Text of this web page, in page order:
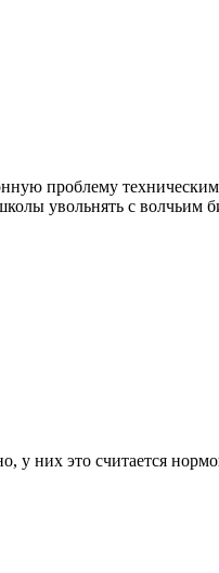
проблему
увольнять с волчьим
у них это считается